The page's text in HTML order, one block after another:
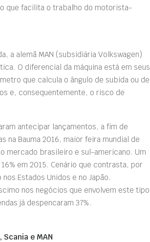
que facilita o trabalho do motorista-
a alemã MAN (subsidiária Volkswagen)
O diferencial da máquina está em seus
que calcula o ângulo de subida ou de
e, consequentemente, o risco de
antecipar lançamentos, a fim de
na Bauma 2016, maior feira mundial de
mercado brasileiro e sul-americano. Um
em 2015. Cenário que contrasta, por
Estados Unidos e no Japão.
nos negócios que envolvem este tipo
já despencaram 37%.
e MAN